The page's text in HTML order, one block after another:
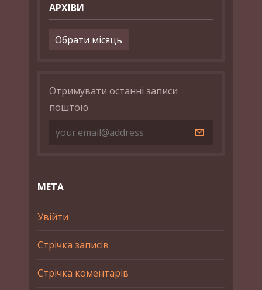
АРХІВИ
Архіви
Отримувати останні записи
поштою
МЕТА
Увійти
Стрічка записів
Стрічка коментарів